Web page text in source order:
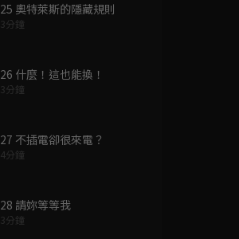
25 奧特萊斯的隱藏規則
3分鐘
26 什麼！這也能換！
3分鐘
27 不插電卻很來電？
4分鐘
28 請妳等等我
3分鐘